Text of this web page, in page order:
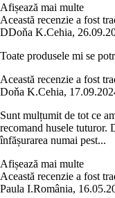
Afișează mai multe
Această recenzie a fost
DDoňa K.Cehia,
Toate produsele mi se
Această recenzie a fost
Doňa K.Cehia,
Sunt mulțumit de tot ce
recomand husele tuturor.
înfășurarea numai pest...
Afișează mai multe
Această recenzie a fost
Paula I.România,